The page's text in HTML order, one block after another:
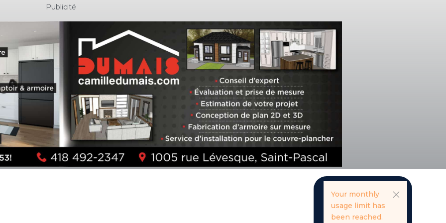
Publicité
Your monthly
usage limit has
been reached.